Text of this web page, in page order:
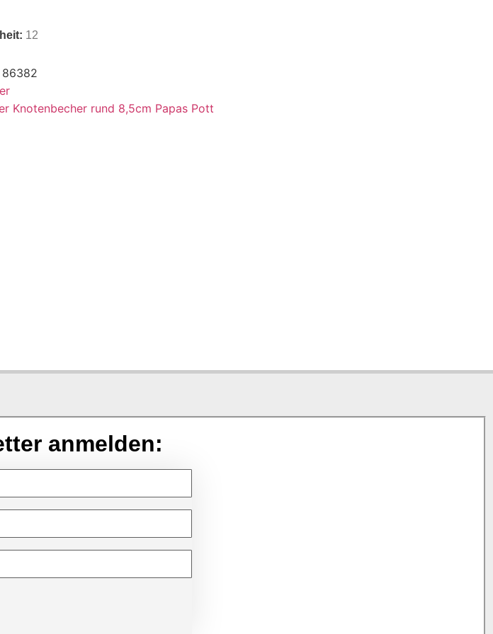
12
86382
Knotenbecher rund 8,5cm Papas Pott
anmelden: